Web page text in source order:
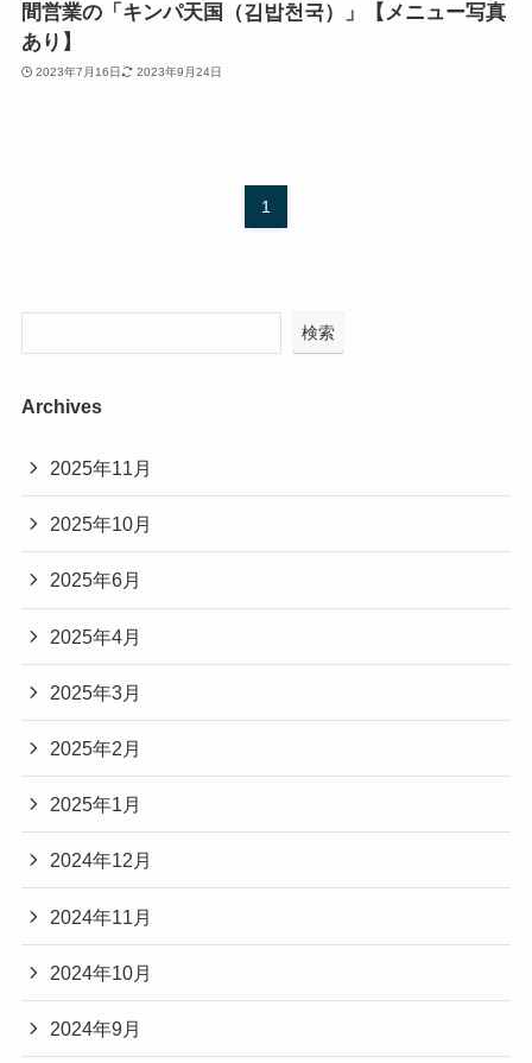
間営業の「キンパ天国（김밥천국）」【メニュー写真
あり】
2023年7月16日 2023年9月24日
1
検索
Archives
2025年11月
2025年10月
2025年6月
2025年4月
2025年3月
2025年2月
2025年1月
2024年12月
2024年11月
2024年10月
2024年9月